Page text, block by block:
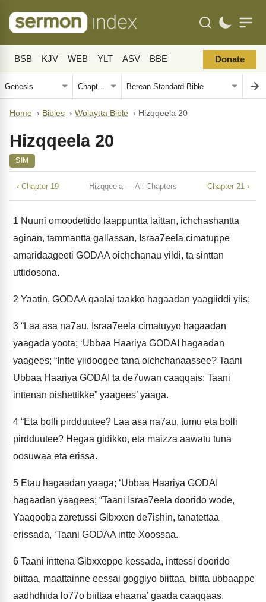
BSB KJV WEB YLT ASV BBE Donate
Home › Bibles › Wolaytta Bible › Hizqqeela 20
Hizqqeela 20
SIM
‹ Chapter 19 Hizqqeela — All Chapters Chapter 21 ›
1 Nuuni omoodettido laappuntta laittan, ichchashantta
aginan, tammantta gallassan, Israa7eela cimatuppe
amaridaageeti GODAA oichchanau yiidi, ta sinttan
uttidosona.
2 Yaatin, GODAA qaalai taakko hagaadan yaagiiddi yiis;
3 “Laa asa na7au, Israa7eela cimatuyyo hagaadan
yaagada yoota; ‘Ubbaa Haariya GODAI hagaadan
yaagees; “Intte yiidoogee tana oichchanaassee? Taani
Ubbaa Haariya GODAI ta de7uwan caaqqais: Taani
inttenan oishettikke” yaagees’ yaaga.
4 “Eta bolli pirdduutee? Laa asa na7au, tumu eta bolli
pirdduutee? Hegaa gidikko, eta maizza aawatu tuna
oosuwaa eta erissa.
5 Etau hagaadan yaaga; ‘Ubbaa Haariya GODAI
hagaadan yaagees; “Taani Israa7eela doorido wode,
Yaaqooba zaretussi Gibxxen de7ishin, tanatettaa
erissada, ‘Taani GODAA intte Xoossaa.
6 Taani inttena Gibxxeppe kessada, inttessi doorido
biittaa, maattainne eessai goggiyo biittaa, biitta ubbaappe
aadhdhida lo77o biittaa ehaana’ gaada caaqqaas.